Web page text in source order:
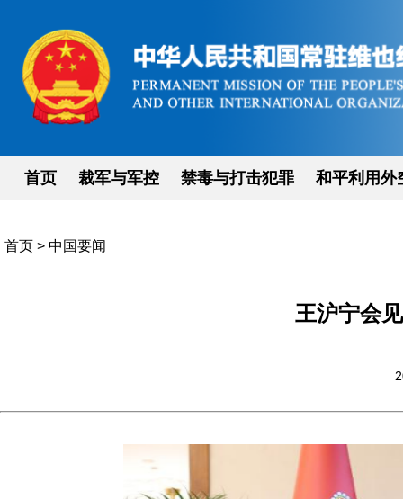
首页 裁军与军控 禁毒与打击犯罪 和平利用外
首页 > 中国要闻
王沪宁会